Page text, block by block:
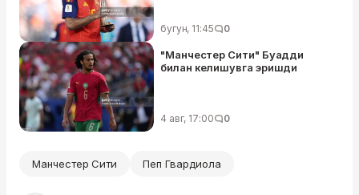
бугун, 11:45 0
"Манчестер Сити" Буадди
билан келишувга эришди
4 авг, 17:00 0
Манчестер Сити Пеп Гвардиола